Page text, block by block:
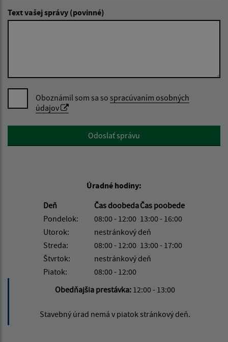
Text vašej správy (povinné)
Oboznámil som sa so spracúvaním osobných
údajov
Google reCaptcha ResponseOdoslať správu
Úradné hodiny:
Deň
Čas doobedaČas poobede
Pondelok:
08:00 - 12:00 13:00 - 16:00
Utorok:
nestránkový deň
Streda:
08:00 - 12:00 13:00 - 17:00
Štvrtok:
nestránkový deň
Piatok:
08:00 - 12:00
Obedňajšia prestávka: 12:00 - 13:00
Stavebný úrad nemá v piatok stránkový deň.